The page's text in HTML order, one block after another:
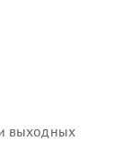
выходных